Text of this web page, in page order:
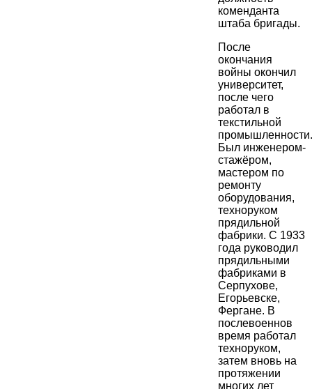
коменданта
штаба бригады.
После
окончания
войны окончил
университет,
после чего
работал в
текстильной
промышленности.
Был инженером-
стажёром,
мастером по
ремонту
оборудования,
техноруком
прядильной
фабрики. С 1933
года руководил
прядильными
фабриками в
Серпухове,
Егорьевске,
Фергане. В
послевоеннов
время работал
техноруком,
затем вновь на
протяжении
многих лет